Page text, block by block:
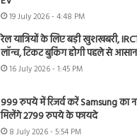
19 July 2026 - 4:48 PM
रेल यात्रियों के लिए बड़ी खुशखबरी,
लॉन्च, टिकट बुकिंग होगी पहले से
16 July 2026 - 1:45 PM
999 रुपये में रिजर्व करें Samsung का
मिलेंगे 2799 रुपये के फायदे
8 July 2026 - 5:54 PM